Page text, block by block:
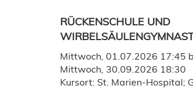
RÜCKENSCHULE UND
Mittwoch, 01.07.2026 17:45
Mittwoch, 30.09.2026 18:30
Kursort: St. Marien-Hospital;